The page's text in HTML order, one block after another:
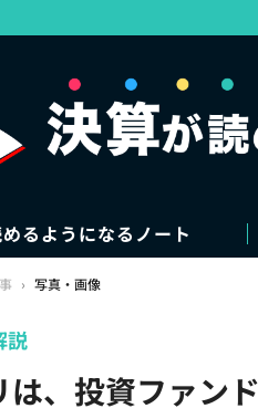
るようになるノート
› 写真・画像
、投資ファン
説